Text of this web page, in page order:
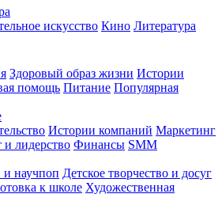
искусство Кино Литература
Здоровый образ жизни Истории
помощь Питание Популярная
Истории компаний Маркетинг
лидерство Финансы SMM
и научпоп Детское творчество и досуг
к школе Художественная